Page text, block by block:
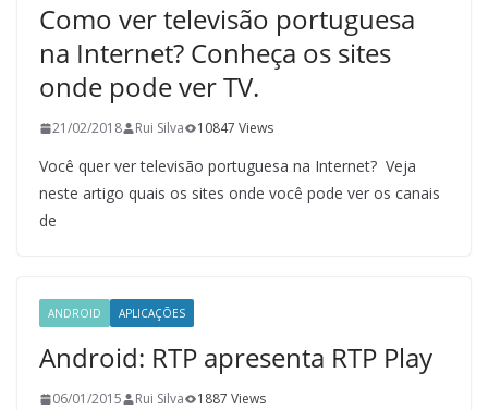
Como ver televisão portuguesa
na Internet? Conheça os sites
onde pode ver TV.
21/02/2018 Rui Silva 10847 Views
Você quer ver televisão portuguesa na Internet? Veja
neste artigo quais os sites onde você pode ver os canais
de
ANDROID APLICAÇÕES
Android: RTP apresenta RTP Play
06/01/2015 Rui Silva 1887 Views